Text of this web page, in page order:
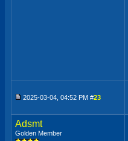
2025-03-04, 04:52 PM #23
Adsmt
Golden Member